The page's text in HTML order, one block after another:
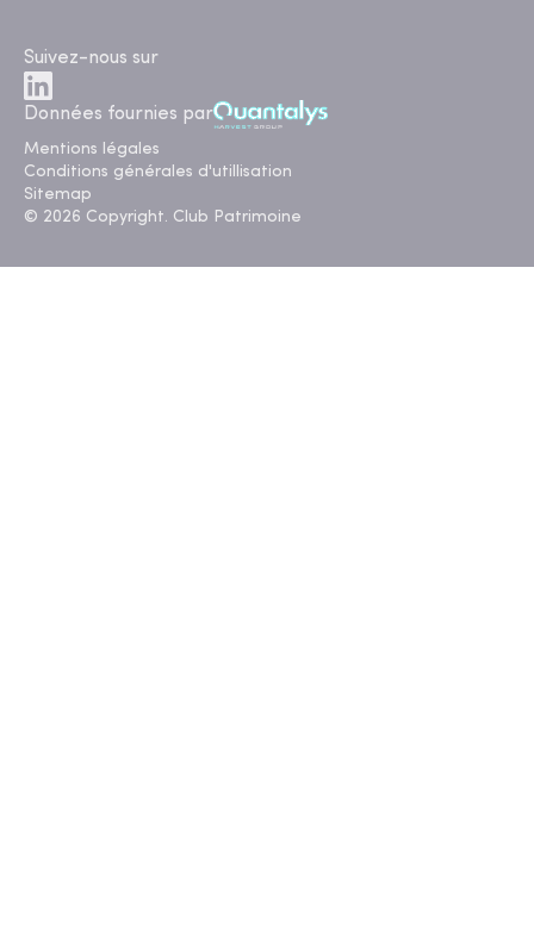
Suivez-nous sur
Données fournies par
Mentions légales
Conditions générales d'utillisation
Sitemap
© 2026 Copyright. Club Patrimoine